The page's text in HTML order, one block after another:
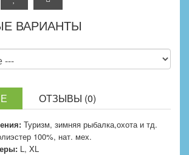
ВАРИАНТЫ
ОТЗЫВЫ (0)
Туризм, зимняя рыбалка,охота и тд.
100%, нат. мех.
L, XL